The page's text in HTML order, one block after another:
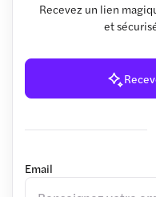
Recevez un lien
et
Email